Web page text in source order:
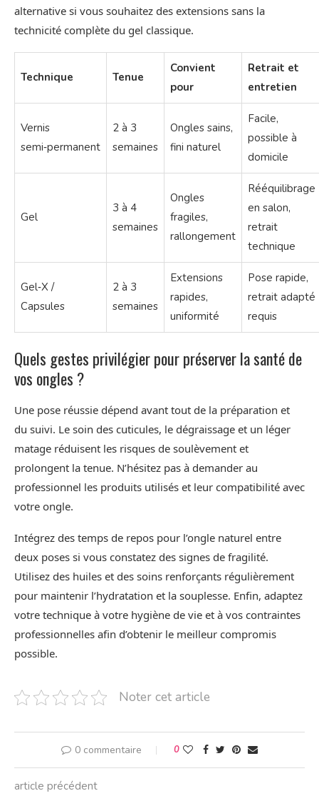
alternative si vous souhaitez des extensions sans la
technicité complète du gel classique.
Technique Tenue
Convient
pour
Retrait et
entretien
Vernis
semi‑permanent
2 à 3
semaines
Ongles sains,
fini naturel
Facile,
possible à
domicile
Gel
3 à 4
semaines
Ongles
fragiles,
rallongement
Rééquilibrage
en salon,
retrait
technique
Gel‑X /
Capsules
2 à 3
semaines
Extensions
rapides,
uniformité
Pose rapide,
retrait adapté
requis
Quels gestes privilégier pour préserver la santé de
vos ongles ?
Une pose réussie dépend avant tout de la préparation et
du suivi. Le soin des cuticules, le dégraissage et un léger
matage réduisent les risques de soulèvement et
prolongent la tenue. N’hésitez pas à demander au
professionnel les produits utilisés et leur compatibilité avec
votre ongle.
Intégrez des temps de repos pour l’ongle naturel entre
deux poses si vous constatez des signes de fragilité.
Utilisez des huiles et des soins renforçants régulièrement
pour maintenir l’hydratation et la souplesse. Enfin, adaptez
votre technique à votre hygiène de vie et à vos contraintes
professionnelles afin d’obtenir le meilleur compromis
possible.
Noter cet article
0 commentaire 0
article précédent